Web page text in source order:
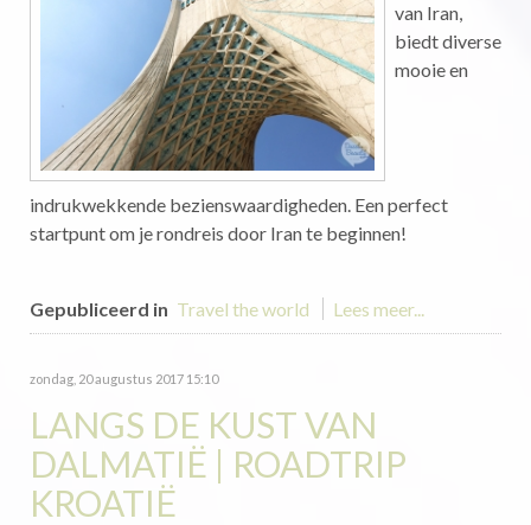
van Iran,
biedt diverse
mooie en
indrukwekkende bezienswaardigheden. Een perfect
startpunt om je rondreis door Iran te beginnen!
Gepubliceerd in Travel the world Lees meer...
zondag, 20 augustus 2017 15:10
LANGS DE KUST VAN
DALMATIË | ROADTRIP
KROATIË